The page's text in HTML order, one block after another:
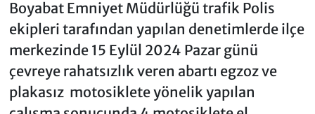
Boyabat Emniyet Müdürlüğü trafik Polis
ekipleri tarafından yapılan denetimlerde ilçe
merkezinde 15 Eylül 2024 Pazar günü
çevreye rahatsızlık veren abartı egzoz ve
plakasız motosiklete yönelik yapılan